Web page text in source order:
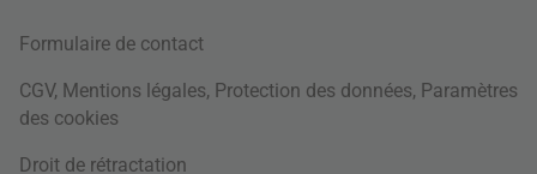
Formulaire de contact
CGV, Mentions légales, Protection des données, Paramètres
des cookies
Droit de rétractation